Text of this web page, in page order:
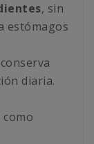
, sin
estómagos
diaria.
como